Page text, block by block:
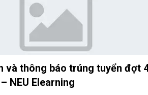
và thông báo trúng tuyển đợt
NEU Elearning